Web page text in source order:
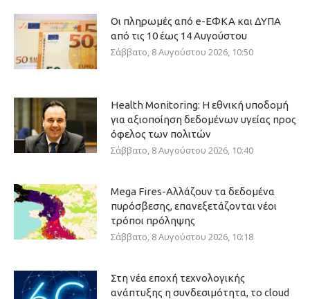
Οι πληρωμές από e-ΕΦΚΑ και ΔΥΠΑ
από τις 10 έως 14 Αυγούστου
Σάββατο, 8 Αυγούστου 2026, 10:50
Health Monitoring: Η εθνική υποδομή
για αξιοποίηση δεδομένων υγείας προς
όφελος των πολιτών
Σάββατο, 8 Αυγούστου 2026, 10:40
Mega Fires-Αλλάζουν τα δεδομένα
πυρόσβεσης, επανεξετάζονται νέοι
τρόποι πρόληψης
Σάββατο, 8 Αυγούστου 2026, 10:18
Στη νέα εποχή τεχνολογικής
ανάπτυξης η συνδεσιμότητα, το cloud